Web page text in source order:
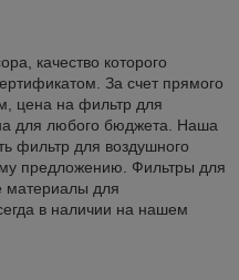
качество которого
За счет прямого
цена на фильтр для
для любого бюджета. Наша
фильтр для воздушного
предложению. Фильтры для
материалы для
в наличии на нашем